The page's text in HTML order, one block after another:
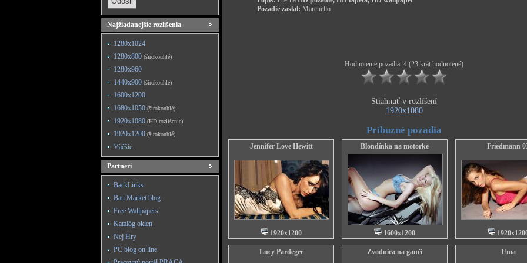
Najžiadanejšie rozlíšenia
1280x1024
1280x800 (širokouhlé)
1280x960
1440x900 (širokouhlé)
1600x1200
1680x1050 (širokouhlé)
1920x1080 (HD rozlíšenie)
1920x1200 (širokouhlé)
Väčšie
Partneri
BackLinks
Bau Market blog
Free Wallpapers
Katalóg okien
Nej Hry
PC blog on line
Pozadie zaslal: Marchello
Hodnotenie pozadia: 4 (23 krát hodnotené)
Stiahnuť v rozlíšení
1920x1080
Príbuzné pozadia
Jennifer Love Hewitt
1920x1200
Blondínka na motorke
1600x1200
Friedmann
Lucy Pardeger Zvodnica na gauči Uma